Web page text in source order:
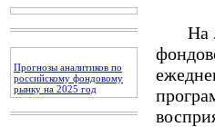
Прогнозы аналитиков по
российскому фондовому
рынку на 2025 год
На